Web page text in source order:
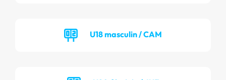
U18 masculin / CAM